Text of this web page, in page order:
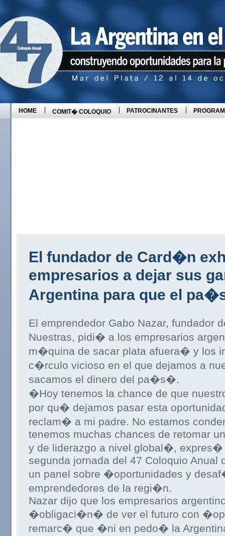
HOME COMIT� COLOQUIO PATROCINANTES
El fundador de Card�n
empresarios a dejar sus
Argentina para que el
El emprendedor Gabo Nazar, fundador
Nuestras, pidi� a los empresarios
m�quina de sacar plata afuera� y los
c�rculo vicioso en el que dejamos a
sacamos el dinero del pa�s�.
�Hoy tenemos la chance de que
por qu� dejamos pasar esta
reclam� a mi padre. No estamos
tenemos muchas chances de retomar
y de liderazgo a nivel global�, expres�
segunda jornada del 47 Coloquio Anual
un panel sobre �oportunidades y
emprendedores de la regi�n.
Nazar dijo que los empresarios
�obligaci�n� de ver el futuro con
remarc� que �ni en pedo� la